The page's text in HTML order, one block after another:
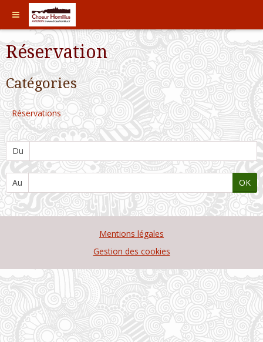
Réservation
Catégories
Réservations
Du
Au OK
Mentions légales
Gestion des cookies